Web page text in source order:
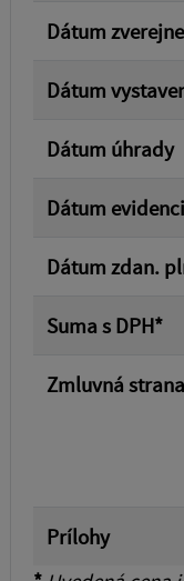
Dátum
Dátum
Dátum úhrady
Dátum
Dátum zdan.
Suma s DPH*
Zmluvná strana
Prílohy